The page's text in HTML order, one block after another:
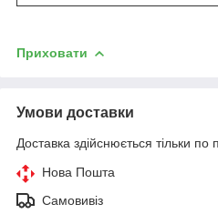
Приховати
Умови доставки
Доставка здійснюється тільки по
Нова Пошта
Самовивіз